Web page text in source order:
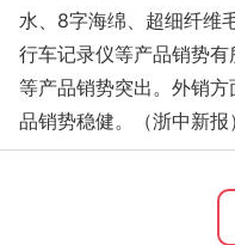
水、8字海绵、超细纤维
行车记录仪等产品销势
等产品销势突出。外销
品销势稳健。（浙中新报）